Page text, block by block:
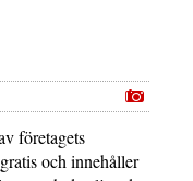
företagets
och innehåller